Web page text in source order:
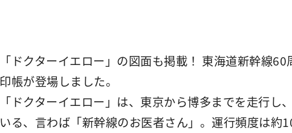
「ドクターイエロー」の図面も掲載！ 東海道新幹線
印帳が登場しました。
「ドクターイエロー」は、東京から博多までを走行
いる、言わば「新幹線のお医者さん」。運行頻度は約